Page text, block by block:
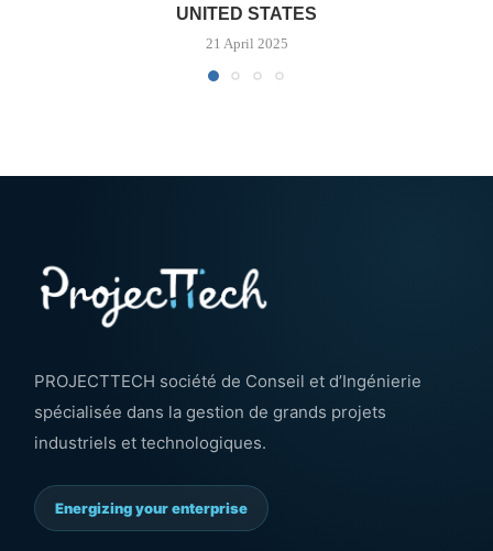
UNITED STATES
21 April 2025
PROJECTTECH société de Conseil et d’Ingénierie
spécialisée dans la gestion de grands projets
industriels et technologiques.
Energizing your enterprise